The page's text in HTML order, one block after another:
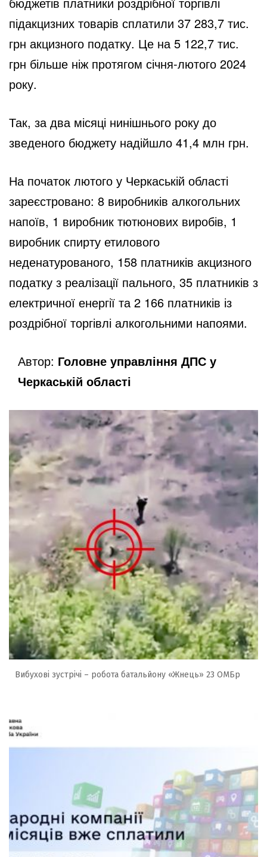
підакцизних товарів сплатили 37 283,7 тис.
грн акцизного податку. Це на 5 122,7 тис.
грн більше ніж протягом січня-лютого 2024
року.
Так, за два місяці нинішнього року до
зведеного бюджету надійшло 41,4 млн грн.
На початок лютого у Черкаській області
зареєстровано: 8 виробників алкогольних
напоїв, 1 виробник тютюнових виробів, 1
виробник спирту етилового
неденатурованого, 158 платників акцизного
податку з реалізації пального, 35 платників з
електричної енергії та 2 166 платників із
роздрібної торгівлі алкогольними напоями.
Автор: Головне управління ДПС у
Черкаській області
Вибухові зустрічі – робота батальйону «Жнець» 23 ОМБр